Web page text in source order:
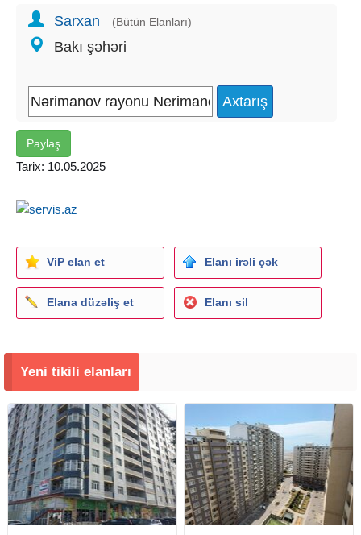
Sarxan (Bütün Elanları)
Bakı şəhəri
Paylaş
Tarix: 10.05.2025
ViP elan et Elanı irəli çək
Elana düzəliş et Elanı sil
Yeni tikili elanları